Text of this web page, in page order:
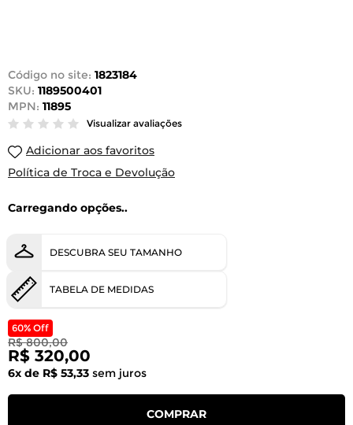
Código no site: 1823184
SKU: 1189500401
MPN: 11895
Visualizar avaliações
Adicionar aos favoritos
Política de Troca e Devolução
Carregando opções..
DESCUBRA SEU TAMANHO
TABELA DE MEDIDAS
60% Off
R$ 800,00
R$ 320,00
6x de R$ 53,33 sem juros
COMPRAR